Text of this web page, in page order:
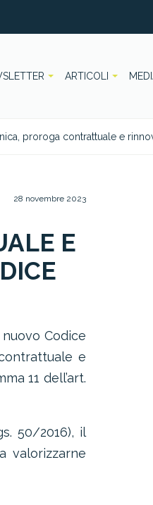
ARTICOLI
proroga contrattuale e
28 novembre 2023
E
Codice
e
11 dell’art.
50/2016), il
valorizzarne